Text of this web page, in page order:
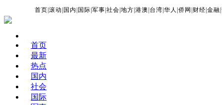
首页 |滚动 国内 国际 |军事 |社会 |地方 |港澳 台湾 |华人 |侨网 财经 |金融 |
首页
最新
热点
国内
社会
国际